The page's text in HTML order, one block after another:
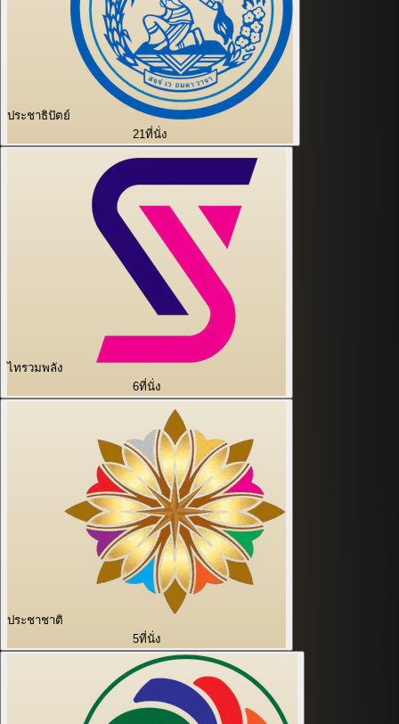
ประชาธิปัตย์
21ที่นั่ง
ไทรวมพลัง
6ที่นั่ง
ประชาชาติ
5ที่นั่ง